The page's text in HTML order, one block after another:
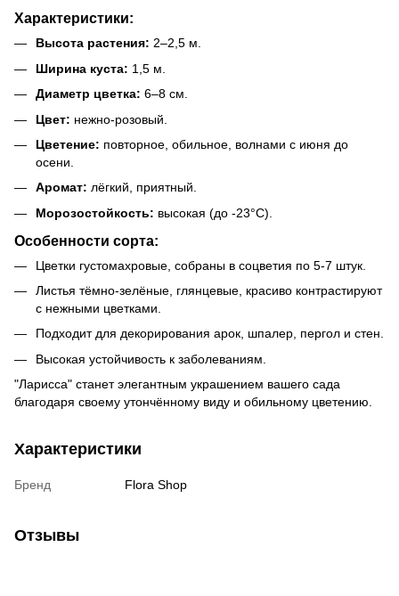
Характеристики:
Высота растения: 2–2,5 м.
Ширина куста: 1,5 м.
Диаметр цветка: 6–8 см.
Цвет: нежно-розовый.
Цветение: повторное, обильное, волнами с июня до
осени.
Аромат: лёгкий, приятный.
Морозостойкость: высокая (до -23°C).
Особенности сорта:
Цветки густомахровые, собраны в соцветия по 5-7 штук.
Листья тёмно-зелёные, глянцевые, красиво контрастируют
с нежными цветками.
Подходит для декорирования арок, шпалер, пергол и стен.
Высокая устойчивость к заболеваниям.
"Ларисса" станет элегантным украшением вашего сада
благодаря своему утончённому виду и обильному цветению.
Характеристики
Бренд Flora Shop
Отзывы